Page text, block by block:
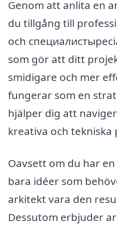
Genom att anlita en
du tillgång till
och
som gör att ditt
smidigare och mer
fungerar som en
hjälper dig att
kreativa och tekniska
Oavsett om du har
bara idéer som
arkitekt vara den
Dessutom erbjuder